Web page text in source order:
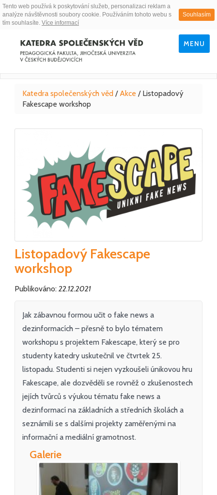
Tento web používá k poskytování služeb, personalizaci reklam a
analýze návštěvnosti soubory cookie. Používáním tohoto webu s
tím souhlasíte. Více informací
Souhlasím
MENU
Katedra společenských věd / Akce / Listopadový
Fakescape workshop
Listopadový Fakescape
workshop
Publikováno:22.12.2021
Jak zábavnou formou učit o fake news a
dezinformacích – přesně to bylo tématem
workshopu s projektem Fakescape, který se pro
studenty katedry uskutečnil ve čtvrtek 25.
listopadu. Studenti si nejen vyzkoušeli únikovou hru
Fakescape, ale dozvěděli se rovněž o zkušenostech
jejích tvůrců s výukou tématu fake news a
dezinformací na základních a středních školách a
seznámili se s dalšími projekty zaměřenými na
informační a mediální gramotnost.
Galerie